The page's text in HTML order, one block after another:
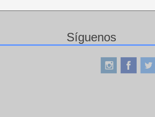
Síguenos